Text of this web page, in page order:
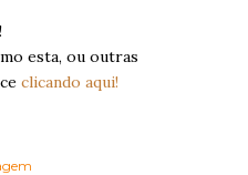
esta, ou outras
clicando aqui!